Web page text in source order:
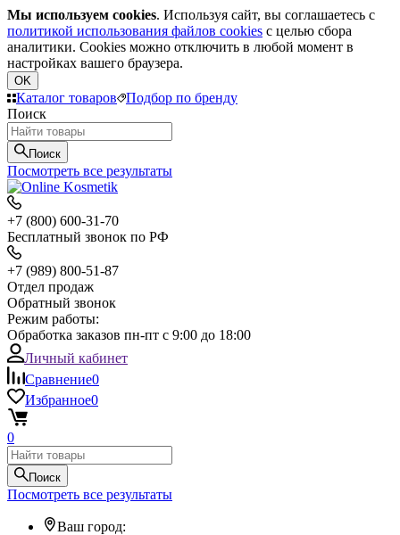
Мы используем cookies. Используя сайт, вы соглашаетесь с
политикой использования файлов cookies с целью сбора
аналитики. Cookies можно отключить в любой момент в
настройках вашего браузера.
OK
Каталог товаров
Подбор по бренду
Поиск
Поиск
Посмотреть все результаты
+7 (800) 600-31-70
Бесплатный звонок по РФ
+7 (989) 800-51-87
Отдел продаж
Обратный звонок
Режим работы:
Обработка заказов пн-пт с 9:00 до 18:00
Личный кабинет
Сравнение0
Избранное0
0
Поиск
Посмотреть все результаты
Ваш город: